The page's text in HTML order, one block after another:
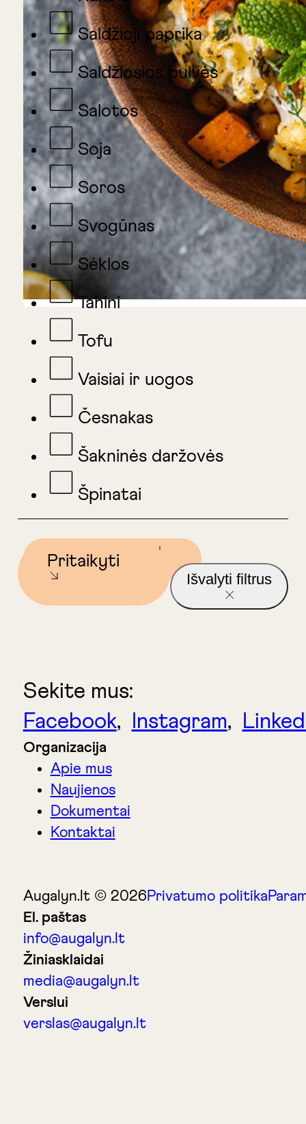
Saldžioji paprika
Saldžiosios bulvės
Salotos
Soja
Soros
Svogūnas
Sėklos
Tahini
Tofu
Vaisiai ir uogos
Česnakas
Šakninės daržovės
Špinatai
Pritaikyti
Išvalyti filtrus
Registruotis
Sekite mus:
Facebook, Instagram,
Organizacija
Apie mus
Naujienos
Dokumentai
Kontaktai
Augalyn.lt © 2026Privatumo politika
El. paštas
info@augalyn.lt
Žiniasklaidai
media@augalyn.lt
Verslui
verslas@augalyn.lt